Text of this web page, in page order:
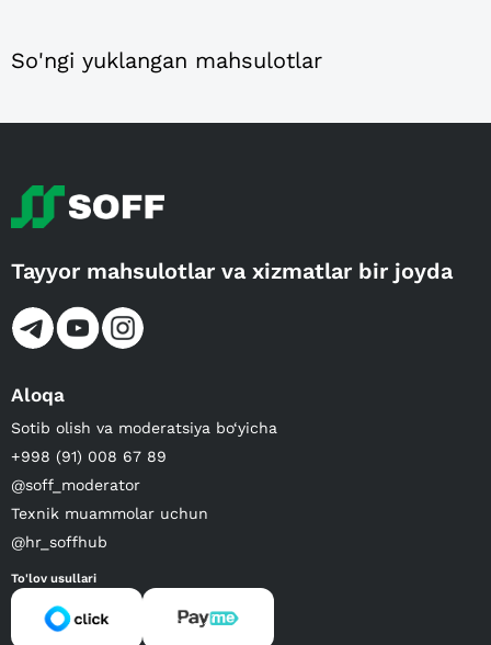
So'ngi yuklangan mahsulotlar
Tayyor mahsulotlar va xizmatlar bir joyda
Aloqa
Sotib olish va moderatsiya bo‘yicha
+998 (91) 008 67 89
@soff_moderator
Texnik muammolar uchun
@hr_soffhub
To'lov usullari